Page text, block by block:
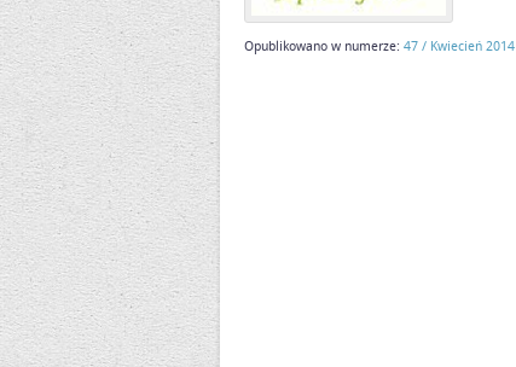
Opublikowano w numerze: 47 / Kwiecień 2014